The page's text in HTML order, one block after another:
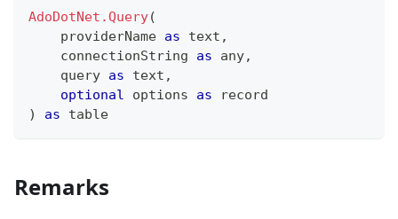
AdoDotNet.Query(
    providerName
as text ,
    connectionString
as any,
    query
as text ,
optional options as
record
)
as table
Remarks